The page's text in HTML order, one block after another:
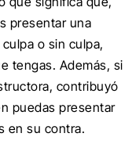
presentar una
o sin culpa,
tengas. Además, si
contribuyó
puedas presentar
en su contra.